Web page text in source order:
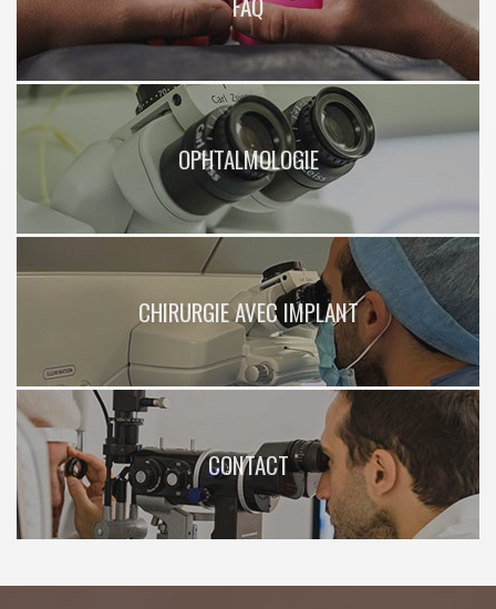
OPHTALMOLOGIE
CHIRURGIE AVEC IMPLANT
CONTACT